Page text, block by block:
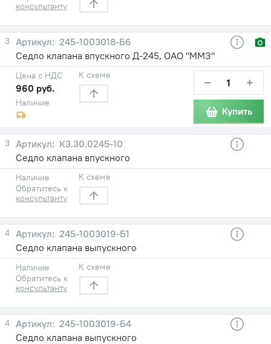
консультанту
3
245-1003018-Б6
Седло клапана впускного Д-245, ОАО "ММЗ"
Наличие
Цена с НДС
960 руб.
К схеме − +
Купить
3
К3.30.0245-10
Седло клапана впускного
Наличие
Обратитесь к
консультанту
К схеме
4
245-1003019-Б1
Седло клапана выпускного
Наличие
Обратитесь к
консультанту
К схеме
4
245-1003019-Б4
Седло клапана выпускного